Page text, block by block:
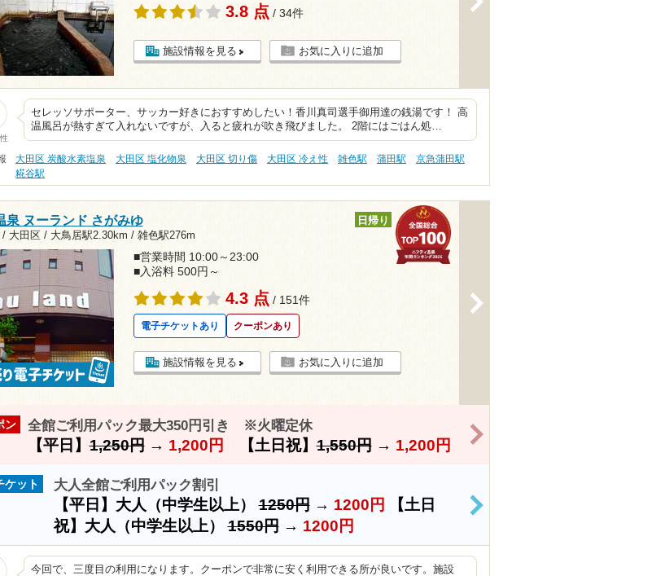
3.8 点 / 34件
施設情報を見る お気に入りに追加
セレッソサポーター、サッカー好きにおすすめしたい！香川真司選手御用達の銭湯です！ 高
温風呂が熱すぎて入れないですが、入ると疲れが吹き飛びました。 2階にはごはん処…
大田区 炭酸水素塩泉 大田区 塩化物泉 大田区 切り傷 大田区 冷え性 雑色駅 蒲田駅
京急蒲田駅
糀谷駅
泉 ヌーランド さがみゆ
/ 大田区 / 大鳥居駅2.30km / 雑色駅276m
日帰り
■営業時間 10:00～23:00
■入浴料 500円～
4.3 点 / 151件
電子チケットあり クーポンあり
施設情報を見る お気に入りに追加
ン 全館ご利用パック最大350円引き ※火曜定休
【平日】1,250円→ 1,200円 【土日祝】1,550円→ 1,200円
>
ケット 大人全館ご利用パック割引
【平日】大人（中学生以上）1250円→ 1200円
【土日
祝】大人（中学生以上）1550円→ 1200円
>
今回で、三度目の利用になります。クーポンで非常に安く利用できる所が良いです。施設